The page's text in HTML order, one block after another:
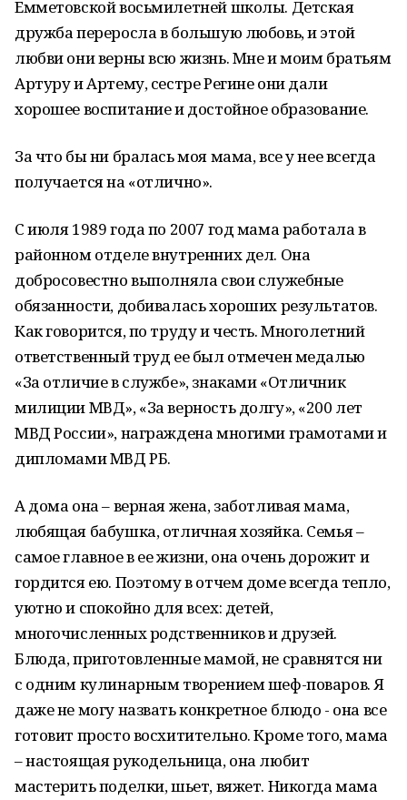
Емметовской восьмилетней школы. Детская
дружба переросла в большую любовь, и этой
любви они верны всю жизнь. Мне и моим братьям
Артуру и Артему, сестре Регине они дали
хорошее воспитание и достойное образование.
За что бы ни бралась моя мама, все у нее всегда
получается на «отлично».
С июля 1989 года по 2007 год мама работала в
районном отделе внутренних дел. Она
добросовестно выполняла свои служебные
обязанности, добивалась хороших результатов.
Как говорится, по труду и честь. Многолетний
ответственный труд ее был отмечен медалью
«За отличие в службе», знаками «Отличник
милиции МВД», «За верность долгу», «200 лет
МВД России», награждена многими грамотами и
дипломами МВД РБ.
А дома она – верная жена, заботливая мама,
любящая бабушка, отличная хозяйка. Семья –
самое главное в ее жизни, она очень дорожит и
гордится ею. Поэтому в отчем доме всегда тепло,
уютно и спокойно для всех: детей,
многочисленных родственников и друзей.
Блюда, приготовленные мамой, не сравнятся ни
с одним кулинарным творением шеф-поваров. Я
даже не могу назвать конкретное блюдо - она все
готовит просто восхитительно. Кроме того, мама
– настоящая рукодельница, она любит
мастерить поделки, шьет, вяжет. Никогда мама